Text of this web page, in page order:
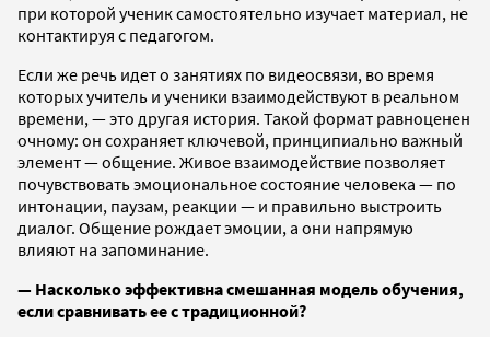
при которой ученик самостоятельно изучает материал, не
контактируя с педагогом.
Если же речь идет о занятиях по видеосвязи, во время
которых учитель и ученики взаимодействуют в реальном
времени, — это другая история. Такой формат равноценен
очному: он сохраняет ключевой, принципиально важный
элемент — общение. Живое взаимодействие позволяет
почувствовать эмоциональное состояние человека — по
интонации, паузам, реакции — и правильно выстроить
диалог. Общение рождает эмоции, а они напрямую
влияют на запоминание.
— Насколько эффективна смешанная модель обучения,
если сравнивать ее с традиционной?